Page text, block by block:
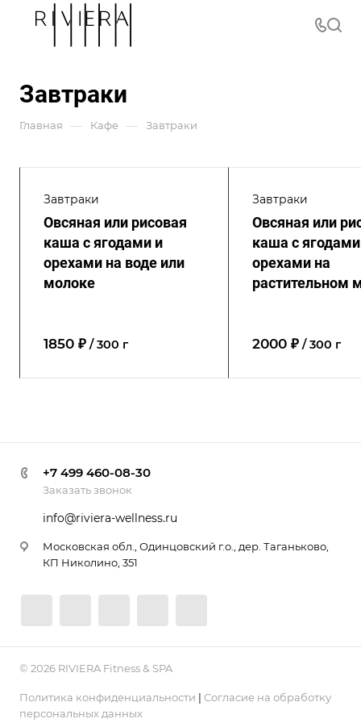
Завтраки
Главная — Кафе — Завтраки
Завтраки
Овсяная или рисовая
каша с ягодами и
орехами на воде или
молоке
1850 ₽ / 300 г
Завтраки
Овсяная или
каша с
орехами на
растительном
2000 ₽ / 300 г
+7 499 460-08-30
Заказать звонок
info@riviera-wellness.ru
Московская обл., Одинцовский г.о., дер. Таганьково,
КП Николино, 351
© 2026 RIVIERA Fitness & SPA
Политика конфиденциальности | Согласие на обработку
персональных данных